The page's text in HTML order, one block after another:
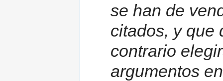
se han de
citados, y que
contrario
argumentos